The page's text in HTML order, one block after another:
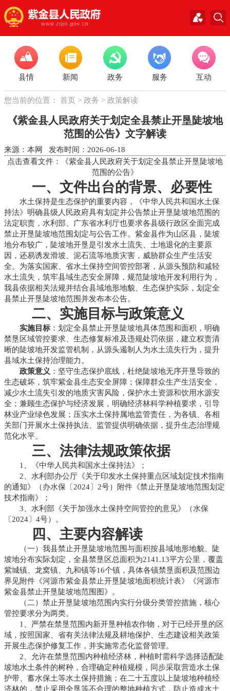
县情 新闻 政务 服务 互动
您当前的位置： 首页 > 政务 > 政策解读
《紫金县人民政府关于划定全县禁止开垦陡坡地
范围的公告》文字解读
来源：本网 发布时间：2026-06-18
点击查看文件：《紫金县人民政府关于划定全县禁止开垦陡坡地
范围的公告》
一、文件出台的背景、必要性
水土保持是生态保护的重要内容，《中华人民共和国水土保
持法》明确县级人民政府具有划定并公告禁止开垦陡坡地范围的
法定职责，水利部、广东省水利厅也要求各县级行政区全面完成
禁止开垦陡坡地范围划定与公告工作。紫金县作为山区县，陡坡
地分布较广，陡坡地开垦是引发水土流失、土地退化的主要原
因，还易诱发滑坡、泥石流等地质灾害，威胁群众生产生活安
全。为落实国家、省水土保持空间管控部署，从源头预防和减轻
水土流失，筑牢县域生态安全屏障，规范陡坡地开发利用行为，
我县依据相关法规并结合县域地形地貌、生态保护实际，划定全
县禁止开垦陡坡地范围并发布本公告。
二、实施目标与政策意义
实施目标：划定全县禁止开垦陡坡地具体范围和面积，明确
禁垦区域管控要求、生态修复标准及违规处罚依据，建立权责清
晰的陡坡地开发监管机制，从源头遏制人为水土流失行为，提升
县域水土保持治理能力。
政策意义 ：坚守生态保护底线，杜绝陡坡地无序开垦导致的
生态破坏，筑牢紫金县生态安全屏障；保障群众生产生活安全，
减少水土流失引发的地质灾害风险，保护水土资源和饮用水源安
全；兼顾生态保护与经济发展，明确经济林科学种植要求，引导
林业产业绿色发展；压实水土保持属地监管责任，为各镇、各相
关部门开展水土保持执法、监管提供明确依据，提升生态治理规
范化水平。
三、法律法规政策依据
1、《中华人民共和国水土保持法》；
2、水利部办公厅《关于印发水土保持重点区域划定技术指南
的通知》（办水保〔2024〕2号）附件《禁止开垦陡坡地范围划定
技术指南》；
3、水利部《关于加强水土保持空间管控的意见》（水保
〔2024〕4号）。
四、主要内容解读
（一）我县禁止开垦陡坡地范围与面积按县域地形地貌、陡
坡地分布实际划定，全县禁垦区总面积为2141.13平方公里，覆盖
紫城镇、龙窝镇、九和镇等16个镇，具体各镇禁垦面积及范围边
界见附件《河源市紫金县禁止开垦陡坡地面积统计表》《河源市
紫金县禁止开垦陡坡地范围图》。
（二）禁止开垦陡坡地范围内实行分级分类管控措施，核心
管控要求分为两类。
1、严禁在禁垦范围内新开垦种植农作物，对于已经开垦的区
域，按照国家、省有关法律法规及耕地保护、生态建设相关政策
开展生态保护修复工作，并实施常态化监督管理。
2、允许在禁垦范围内种植经济林，种植时需科学选择适配陡
坡地水土条件的树种，合理确定种植规模，同步采取营造水土保
护带、蓄水保土等水土保持措施；在二十五度以上陡坡地种植经
济林的，禁止采用全垦等不合理的整地种植方式，防止造成水土